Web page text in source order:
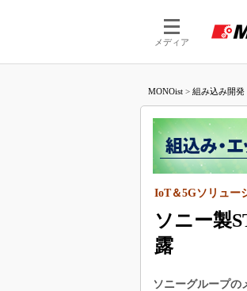
メディア
MONOist > 組み込み開発
ソニー製
露
IoT＆5Gソリュー
ソニーグループの